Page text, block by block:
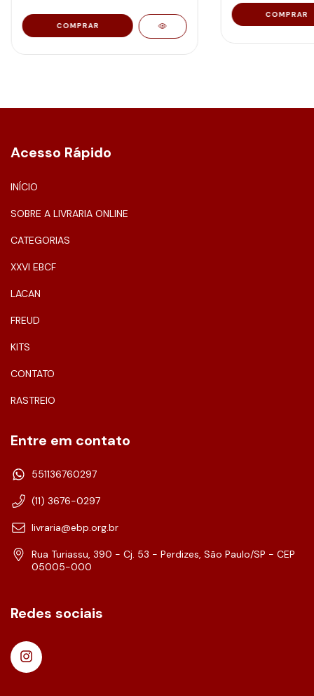
Acesso Rápido
INÍCIO
SOBRE A LIVRARIA ONLINE
CATEGORIAS
XXVI EBCF
LACAN
FREUD
KITS
CONTATO
RASTREIO
Entre em contato
551136760297
(11) 3676-0297
livraria@ebp.org.br
Rua Turiassu, 390 - Cj. 53 - Perdizes, São Paulo/SP - CEP
05005-000
Redes sociais